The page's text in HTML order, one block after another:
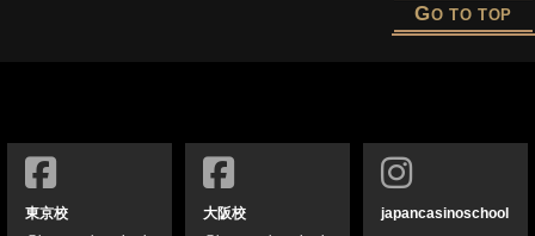
GO TO TOP
東京校 大阪校 japancasinoschool